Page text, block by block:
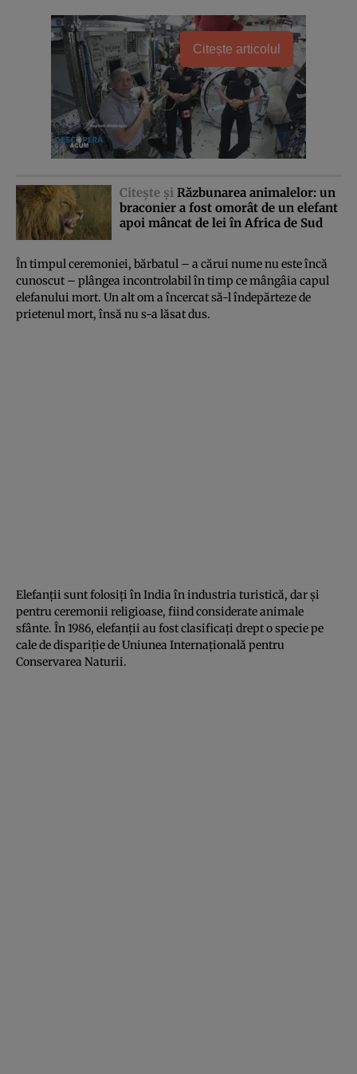
Citește articolul
Citeşte şi Răzbunarea animalelor: un
braconier a fost omorât de un elefant
apoi mâncat de lei în Africa de Sud
În timpul ceremoniei, bărbatul – a cărui nume nu este încă
cunoscut – plângea incontrolabil în timp ce mângâia capul
elefanului mort. Un alt om a încercat să-l îndepărteze de
prietenul mort, însă nu s-a lăsat dus.
Elefanţii sunt folosiţi în India în industria turistică, dar şi
pentru ceremonii religioase, fiind considerate animale
sfânte. În 1986, elefanţii au fost clasificaţi drept o specie pe
cale de dispariţie de Uniunea Internaţională pentru
Conservarea Naturii.